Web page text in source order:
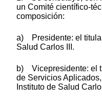
un Comité científico-
composición:
a) Presidente: el
Salud Carlos III.
b) Vicepresidente: el
de Servicios
Instituto de Salud